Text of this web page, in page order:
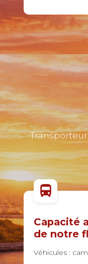
Capacité
de notre
Véhicules :